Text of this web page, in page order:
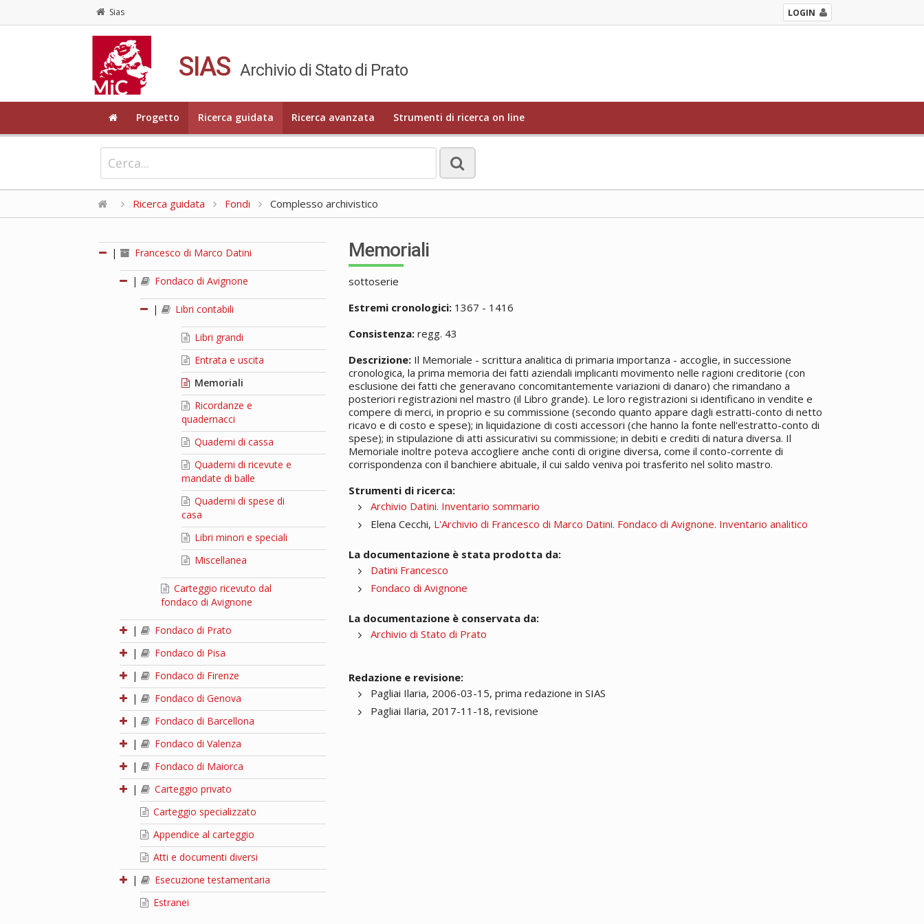
Sias LOGIN
SIAS Archivio di Stato di Prato
Progetto Ricerca guidata Ricerca avanzata Strumenti di ricerca on line
Ricerca guidata Fondi Complesso archivistico
| Francesco di Marco Datini
| Fondaco di Avignone
| Libri contabili
Libri grandi
Entrata e uscita
Memoriali
Ricordanze e
quadernacci
Quaderni di cassa
Quaderni di ricevute e
mandate di balle
Quaderni di spese di
casa
Libri minori e speciali
Miscellanea
Carteggio ricevuto dal
fondaco di Avignone
|
Fondaco di Prato
|
Fondaco di Pisa
|
Fondaco di Firenze
|
Fondaco di Genova
|
Fondaco di Barcellona
|
Fondaco di Valenza
|
Fondaco di Maiorca
|
Carteggio privato
Carteggio specializzato
Appendice al carteggio
Atti e documenti diversi
|
Esecuzione testamentaria
Estranei
Memoriali
sottoserie
Estremi cronologici: 1367 - 1416
Consistenza: regg. 43
Descrizione: Il Memoriale - scrittura analitica di primaria importanza - accoglie, in successione
cronologica, la prima memoria dei fatti aziendali implicanti movimento nelle ragioni creditorie (con
esclusione dei fatti che generavano concomitantemente variazioni di danaro) che rimandano a
posteriori registrazioni nel mastro (il Libro grande). Le loro registrazioni si identificano in vendite e
compere di merci, in proprio e su commissione (secondo quanto appare dagli estratti-conto di netto
ricavo e di costo e spese); in liquidazione di costi accessori (che hanno la fonte nell'estratto-conto di
spese); in stipulazione di atti assicurativi su commissione; in debiti e crediti di natura diversa. Il
Memoriale inoltre poteva accogliere anche conti di origine diversa, come il conto-corrente di
corrispondenza con il banchiere abituale, il cui saldo veniva poi trasferito nel solito mastro.
Strumenti di ricerca:
Archivio Datini. Inventario sommario
Elena Cecchi, L'Archivio di Francesco di Marco Datini. Fondaco di Avignone. Inventario analitico
La documentazione è stata prodotta da:
Datini Francesco
Fondaco di Avignone
La documentazione è conservata da:
Archivio di Stato di Prato
Redazione e revisione:
Pagliai Ilaria, 2006-03-15, prima redazione in SIAS
Pagliai Ilaria, 2017-11-18, revisione